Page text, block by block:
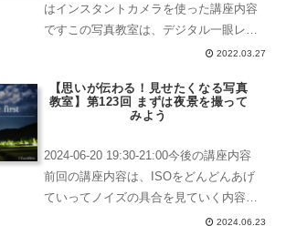
はインスタントカメラを使った講座内容
ですこの写真教室は、デジタル一眼レフ
またはミラーレス一眼の写真教室です。
いるため、カメラの事、写真のことが少
2022.03.27
【思いが伝わる！見せたくなる写真
教室】第123回 まずは夜景を撮って
みよう
2024-06-20 19:30-21:00今後の講座内容
前回の講座内容は、ISOをどんどんあげ
ていってノイズの具合を見ていく内容で
した。これ、なんで必要かっていうと今
2024.06.23